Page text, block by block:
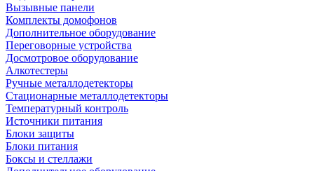
Вызывные панели
Комплекты домофонов
Дополнительное оборудование
Переговорные устройства
Досмотровое оборудование
Алкотестеры
Ручные металлодетекторы
Стационарные металлодетекторы
Температурный контроль
Источники питания
Блоки защиты
Блоки питания
Боксы и стеллажи